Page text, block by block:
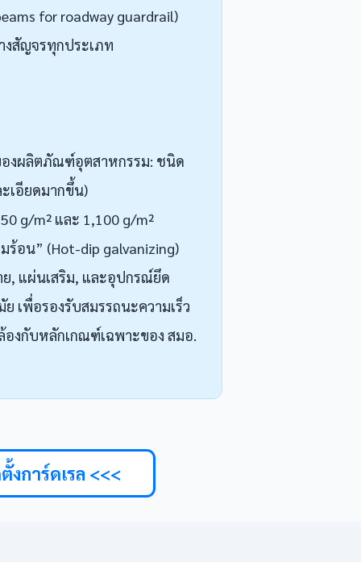
for roadway guardrail)
งสัญจรทุกประเภท
องผลิตภัณฑ์อุตสาหกรรม: ชนิด
อียดมากขึ้น)
g/m² และ 1,100 g/m²
ร้อน” (Hot-dip galvanizing)
, แผ่นเสริม, และอุปกรณ์ยึด
เพื่อรองรับสมรรถนะความเร็ว
งกับหลักเกณฑ์เฉพาะของ สมอ.
การ์ดเรล <<<